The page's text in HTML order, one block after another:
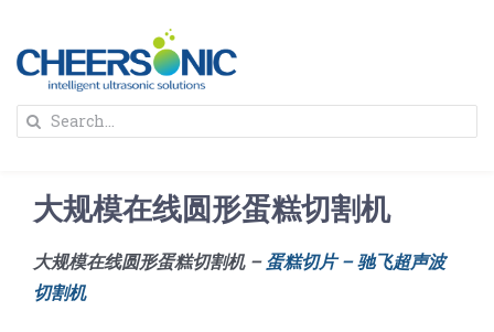
content
解决方案
蛋糕切割机
超声波设备
Search
大规模在线圆形蛋糕切割机
大规模在线圆形蛋糕切割机 –蛋糕切片 – 驰飞超声波
切割机